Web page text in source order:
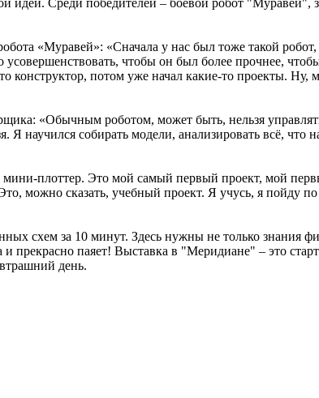
Среди победителей – боевой робот "Муравей",
«Муравей»: «Сначала у нас был тоже такой робот,
чтобы он был более прочнее,
конструктор, потом уже начал какие-то проекты. Ну,
«Обычным роботом, может быть, нельзя
научился собирать модели, анализировать всё, что
плоттер. Это мой самый первый проект, мой
можно сказать, учебный проект. Я учусь, я пойду
схем за 10 минут. Здесь нужны не только знания
паяет! Выставка в "Меридиане" – это
день.